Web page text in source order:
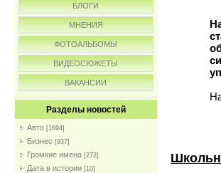
БЛОГИ
МНЕНИЯ
ФОТОАЛЬБОМЫ
ВИДЕОСЮЖЕТЫ
ВАКАНСИИ
Разделы новостей
Авто [1694]
Бизнес [937]
Громкие имена [272]
Дата в истории [10]